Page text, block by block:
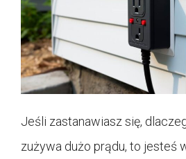
Jeśli zastanawiasz się,
zużywa dużo prądu, to jesteś